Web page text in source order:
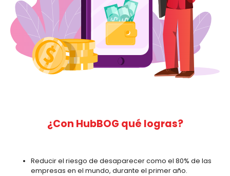
¿Con HubBOG qué logras?
Reducir el riesgo de desaparecer como el 80% de las
empresas en el mundo, durante el primer año.